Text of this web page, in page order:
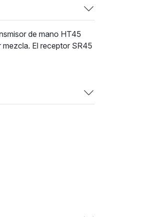
de mano HT45
El receptor SR45